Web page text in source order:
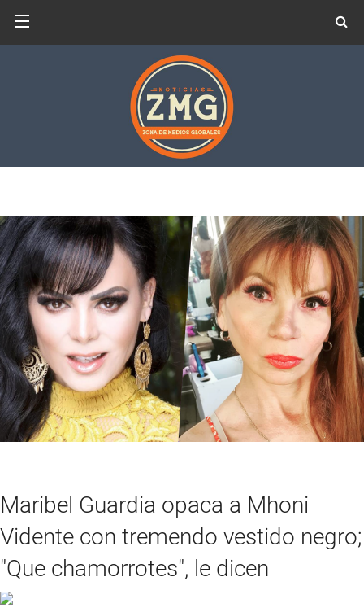
Maribel Guardia opaca a Mhoni
Vidente con tremendo vestido negro;
"Que chamorrotes", le dicen